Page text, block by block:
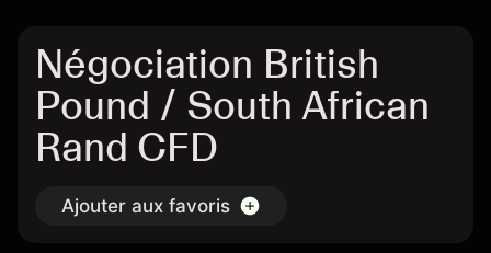
Négociation British
Pound / South African
Rand CFD
Ajouter aux favoris